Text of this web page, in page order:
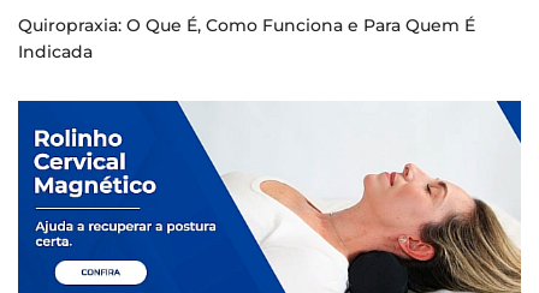
Quiropraxia: O Que É, Como Funciona e Para Quem É
Indicada